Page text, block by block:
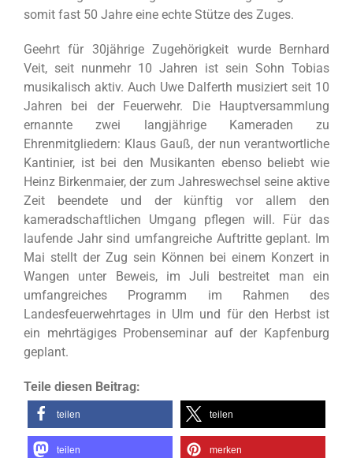
somit fast 50 Jahre eine echte Stütze des Zuges.
Geehrt für 30jährige Zugehörigkeit wurde Bernhard
Veit, seit nunmehr 10 Jahren ist sein Sohn Tobias
musikalisch aktiv. Auch Uwe Dalferth musiziert seit 10
Jahren bei der Feuerwehr. Die Hauptversammlung
ernannte zwei langjährige Kameraden zu
Ehrenmitgliedern: Klaus Gauß, der nun verantwortliche
Kantinier, ist bei den Musikanten ebenso beliebt wie
Heinz Birkenmaier, der zum Jahreswechsel seine aktive
Zeit beendete und der künftig vor allem den
kameradschaftlichen Umgang pflegen will. Für das
laufende Jahr sind umfangreiche Auftritte geplant. Im
Mai stellt der Zug sein Können bei einem Konzert in
Wangen unter Beweis, im Juli bestreitet man ein
umfangreiches Programm im Rahmen des
Landesfeuerwehrtages in Ulm und für den Herbst ist
ein mehrtägiges Probenseminar auf der Kapfenburg
geplant.
Teile diesen Beitrag:
teilen teilen
teilen merken